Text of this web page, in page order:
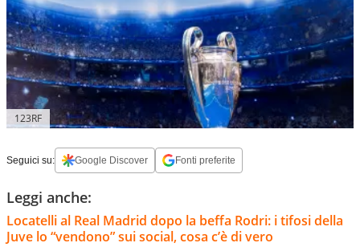
123RF
Seguici su: Google Discover Fonti preferite
Leggi anche:
Locatelli al Real Madrid dopo la beffa Rodri: i tifosi della
Juve lo “vendono” sui social, cosa c’è di vero